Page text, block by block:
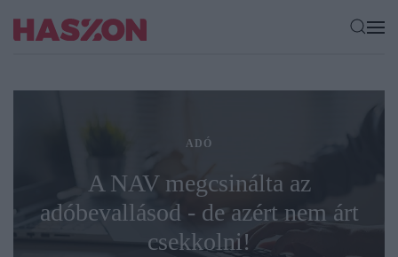
ADÓ
A NAV megcsinálta az
adóbevallásod - de azért nem árt
csekkolni!